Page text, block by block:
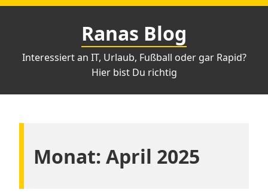
Zum
Ranas Blog
Interessiert an IT, Urlaub, Fußball oder gar Rapid?
Hier bist Du richtig
Monat: April 2025